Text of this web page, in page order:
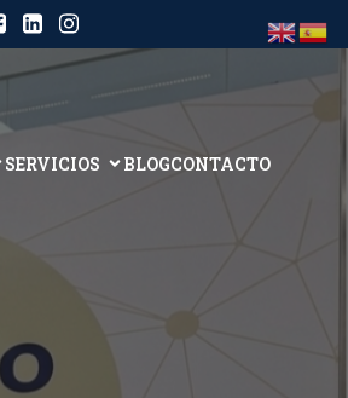
SERVICIOS BLOGCONTACTO